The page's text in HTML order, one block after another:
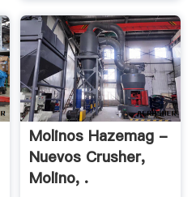
Molinos Hazemag -
Nuevos Crusher,
Molino, .